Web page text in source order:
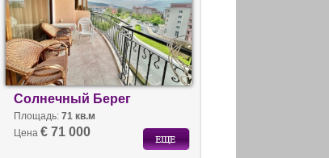
Солнечный Берег
Площадь: 71 кв.м
Цена € 71 000